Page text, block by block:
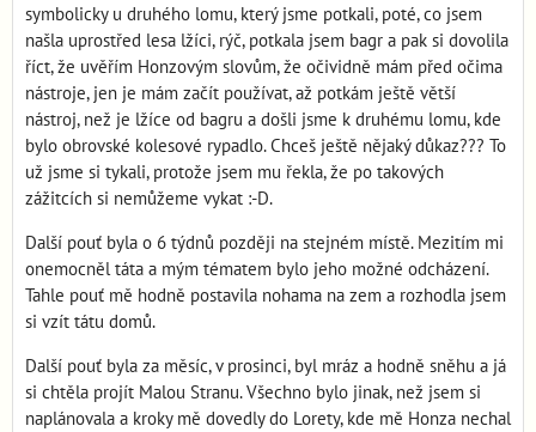
symbolicky u druhého lomu, který jsme potkali, poté, co jsem
našla uprostřed lesa lžíci, rýč, potkala jsem bagr a pak si dovolila
říct, že uvěřím Honzovým slovům, že očividně mám před očima
nástroje, jen je mám začít používat, až potkám ještě větší
nástroj, než je lžíce od bagru a došli jsme k druhému lomu, kde
bylo obrovské kolesové rypadlo. Chceš ještě nějaký důkaz??? To
už jsme si tykali, protože jsem mu řekla, že po takových
zážitcích si nemůžeme vykat :-D.
Další pouť byla o 6 týdnů později na stejném místě. Mezitím mi
onemocněl táta a mým tématem bylo jeho možné odcházení.
Tahle pouť mě hodně postavila nohama na zem a rozhodla jsem
si vzít tátu domů.
Další pouť byla za měsíc, v prosinci, byl mráz a hodně sněhu a já
si chtěla projít Malou Stranu. Všechno bylo jinak, než jsem si
naplánovala a kroky mě dovedly do Lorety, kde mě Honza nechal